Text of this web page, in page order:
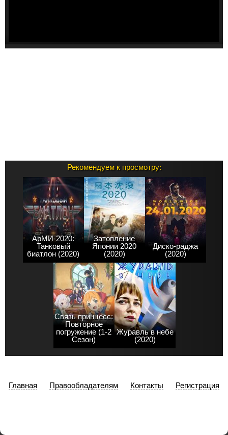
Рекомендуем к просмотру:
АрМИ-2020:
Танковый
биатлон (2020)
Затопление
Японии 2020
(2020)
Диско-раджа
(2020)
Связь принцесс:
Повторное
погружение (1-2
Сезон)
Журавль в небе
(2020)
Главная Правообладателям Контакты Регистрация